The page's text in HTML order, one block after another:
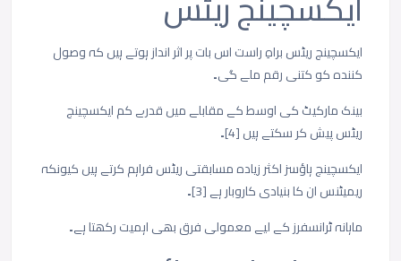
ایکسچینجریٹسبراہِراستاسباتپراثراندازہوتےہیںکہوصول
کنندہکوکتنیرقمملےگی۔
بینکمارکیٹکیاوسطکےمقابلےمیںقدرےکمایکسچینج
ریٹسپیشکرسکتےہیں[4] ۔
ایکسچینجہاؤسزاکثرزیادہمسابقتیریٹسفراہمکرتےہیںکیونکہ
ریمیٹنسانکابنیادیکاروبارہے[3] ۔
ماہانہٹرانسفرزکےلیےمعمولیفرقبھیاہمیترکھتاہے۔